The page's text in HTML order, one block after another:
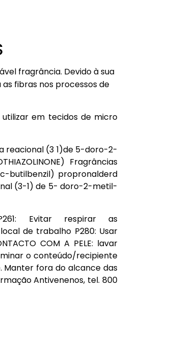
fragrância. Devido à sua
fibras nos processos de
em tecidos de micro
reacional (3 1)de 5-doro-2-
Fragrâncias
butilbenzil) propronalderd
(3-1) de 5- doro-2-metil-
Evitar respirar as
de trabalho P280: Usar
COM A PELE: lavar
o conteúdo/recipiente
Manter fora do alcance das
Antivenenos, tel. 800